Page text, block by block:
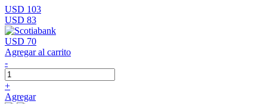
USD 103
USD 83
USD 70
Agregar al carrito
-
+
Agregar